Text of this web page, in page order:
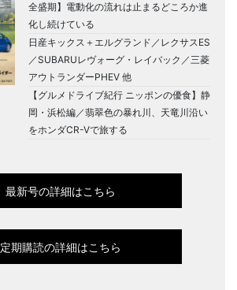
全盛期】電動化の流れは止まるどころか進
化し続けている
日産キックス＋エルグランド／レクサスES
／SUBARUレヴォーグ・レイバック／三菱
アウトランダーPHEV 他
【グルメドライブ紀行 ニッポンの優食】静
岡・浜松編／翡翠色の暴れ川、天竜川沿い
をホンダCR-Vで旅する
最新号の詳細はこちら
定期購読の詳細はこちら